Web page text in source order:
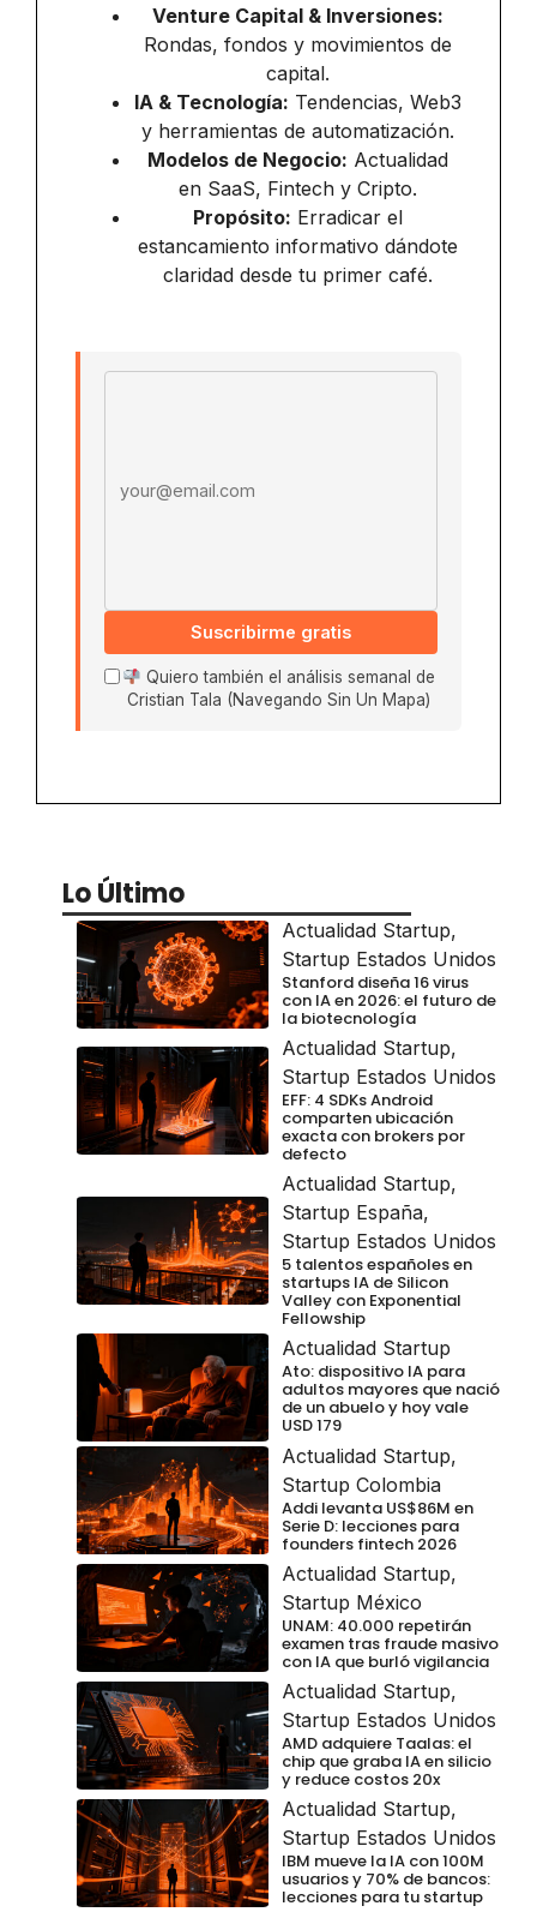
Venture Capital & Inversiones:
Rondas, fondos y movimientos de
capital.
IA & Tecnología: Tendencias, Web3
y herramientas de automatización.
Modelos de Negocio: Actualidad
en SaaS, Fintech y Cripto.
Propósito: Erradicar el
estancamiento informativo dándote
claridad desde tu primer café.
Suscribirme gratis
Quiero también el análisis semanal de
Cristian Tala (Navegando Sin Un Mapa)
Lo Último
Actualidad Startup,
Startup Estados Unidos
Stanford diseña 16 virus
con IA en 2026: el futuro de
la biotecnología
Actualidad Startup,
Startup Estados Unidos
EFF: 4 SDKs Android
comparten ubicación
exacta con brokers por
defecto
Actualidad Startup,
Startup España,
Startup Estados Unidos
5 talentos españoles en
startups IA de Silicon
Valley con Exponential
Fellowship
Actualidad Startup
Ato: dispositivo IA para
adultos mayores que nació
de un abuelo y hoy vale
USD 179
Actualidad Startup,
Startup Colombia
Addi levanta US$86M en
Serie D: lecciones para
founders fintech 2026
Actualidad Startup,
Startup México
UNAM: 40.000 repetirán
examen tras fraude masivo
con IA que burló vigilancia
Actualidad Startup,
Startup Estados Unidos
AMD adquiere Taalas: el
chip que graba IA en silicio
y reduce costos 20x
Actualidad Startup,
Startup Estados Unidos
IBM mueve la IA con 100M
usuarios y 70% de bancos:
lecciones para tu startup